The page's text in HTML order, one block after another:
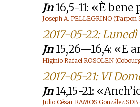
Jn16,5-11: «È
Joseph A. PELLEGRINO
2017-05-22:
Jn15,26—16,4: «E
Higinio Rafael ROSOLEN
2017-05-21: VI
Jn14,15-21:
Julio César RAMOS González